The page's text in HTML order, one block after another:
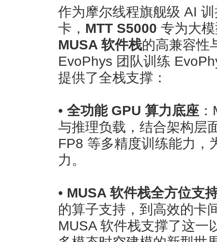
作为摩尔线程旗舰级 AI
卡， MTT S5000 专为大
MUSA 软件栈的高兼容性
EvoPhys 团队训练
提供了全栈支撑：
• 全功能 GPU 算力底座
与推理负载，结合架构层
FP8 等多精度训练能力，
力。
• MUSA 软件栈全方位支
的算子支持，到高效的卡
MUSA 软件栈支撑了这一